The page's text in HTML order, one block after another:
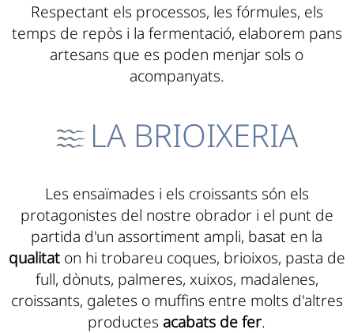
Respectant els processos, les fórmules, els
temps de repòs i la fermentació, elaborem pans
artesans que es poden menjar sols o
acompanyats.
LA BRIOIXERIA
Les ensaïmades i els croissants són els
protagonistes del nostre obrador i el punt de
partida d'un assortiment ampli, basat en la
qualitaton hi trobareu coques, brioixos, pasta de
full, dònuts, palmeres, xuixos, madalenes,
croissants, galetes o muffins entre molts d'altres
productes acabats de fer.